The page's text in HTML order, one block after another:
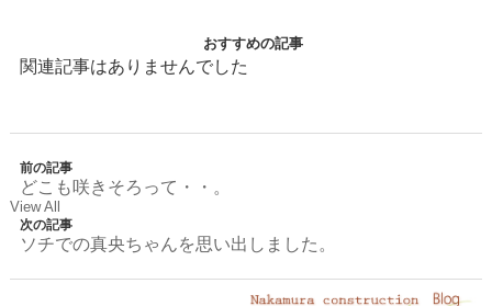
おすすめの記事
関連記事はありませんでした
前の記事
どこも咲きそろって・・。
View All
次の記事
ソチでの真央ちゃんを思い出しました。